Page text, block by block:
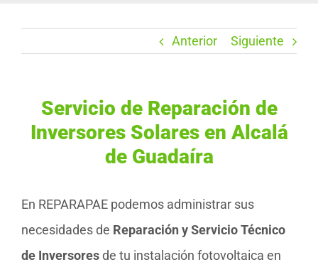
Anterior Siguiente
Servicio de Reparación de
Inversores Solares en Alcalá
de Guadaíra
En REPARAPAE podemos administrar sus
necesidades de Reparación y Servicio Técnico
de Inversoresde tu instalación fotovoltaica en